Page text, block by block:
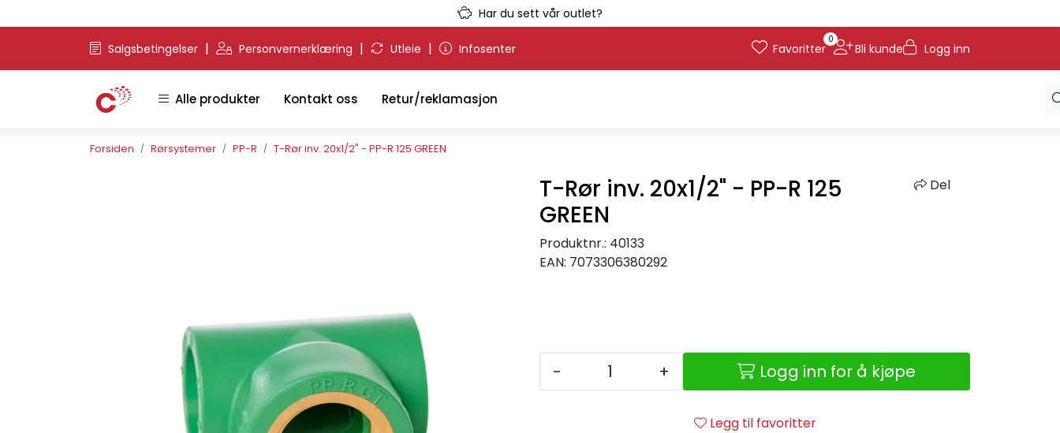
Har du sett vår outlet?
Salgsbetingelser | Personvernerklæring | Utleie | Infosenter
0
Favoritter Bli kunde Logg inn
Alle produkter Kontakt oss Retur/reklamasjon
Forsiden Rørsystemer PP-R T-Rør inv. 20x1/2" - PP-R 125 GREEN
T-Rør inv. 20x1/2" - PP-R 125
GREEN
Produktnr.: 40133
EAN: 7073306380292
Del
- + Logg inn for å kjøpe
Legg til favoritter